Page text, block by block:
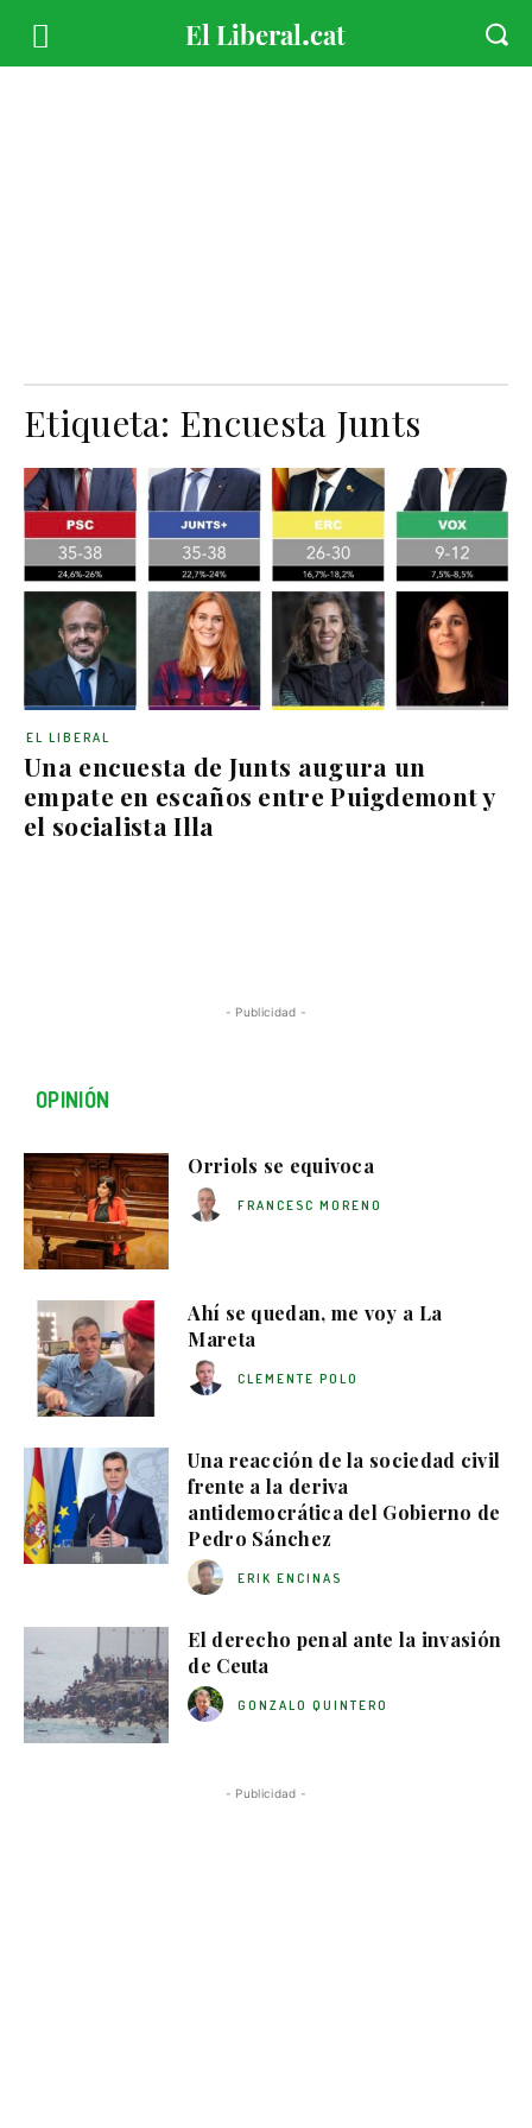
Etiqueta: Encuesta Junts
Una encuesta de Junts augura un
empate en escaños entre Puigdemont y
el socialista Illa
EL LIBERAL
- Publicidad -
OPINIÓN
Orriols se equivoca
FRANCESC MORENO
Ahí se quedan, me voy a La
Mareta
CLEMENTE POLO
Una reacción de la sociedad civil
frente a la deriva
antidemocrática del Gobierno de
Pedro Sánchez
ERIK ENCINAS
El derecho penal ante la invasión
de Ceuta
GONZALO QUINTERO
- Publicidad -